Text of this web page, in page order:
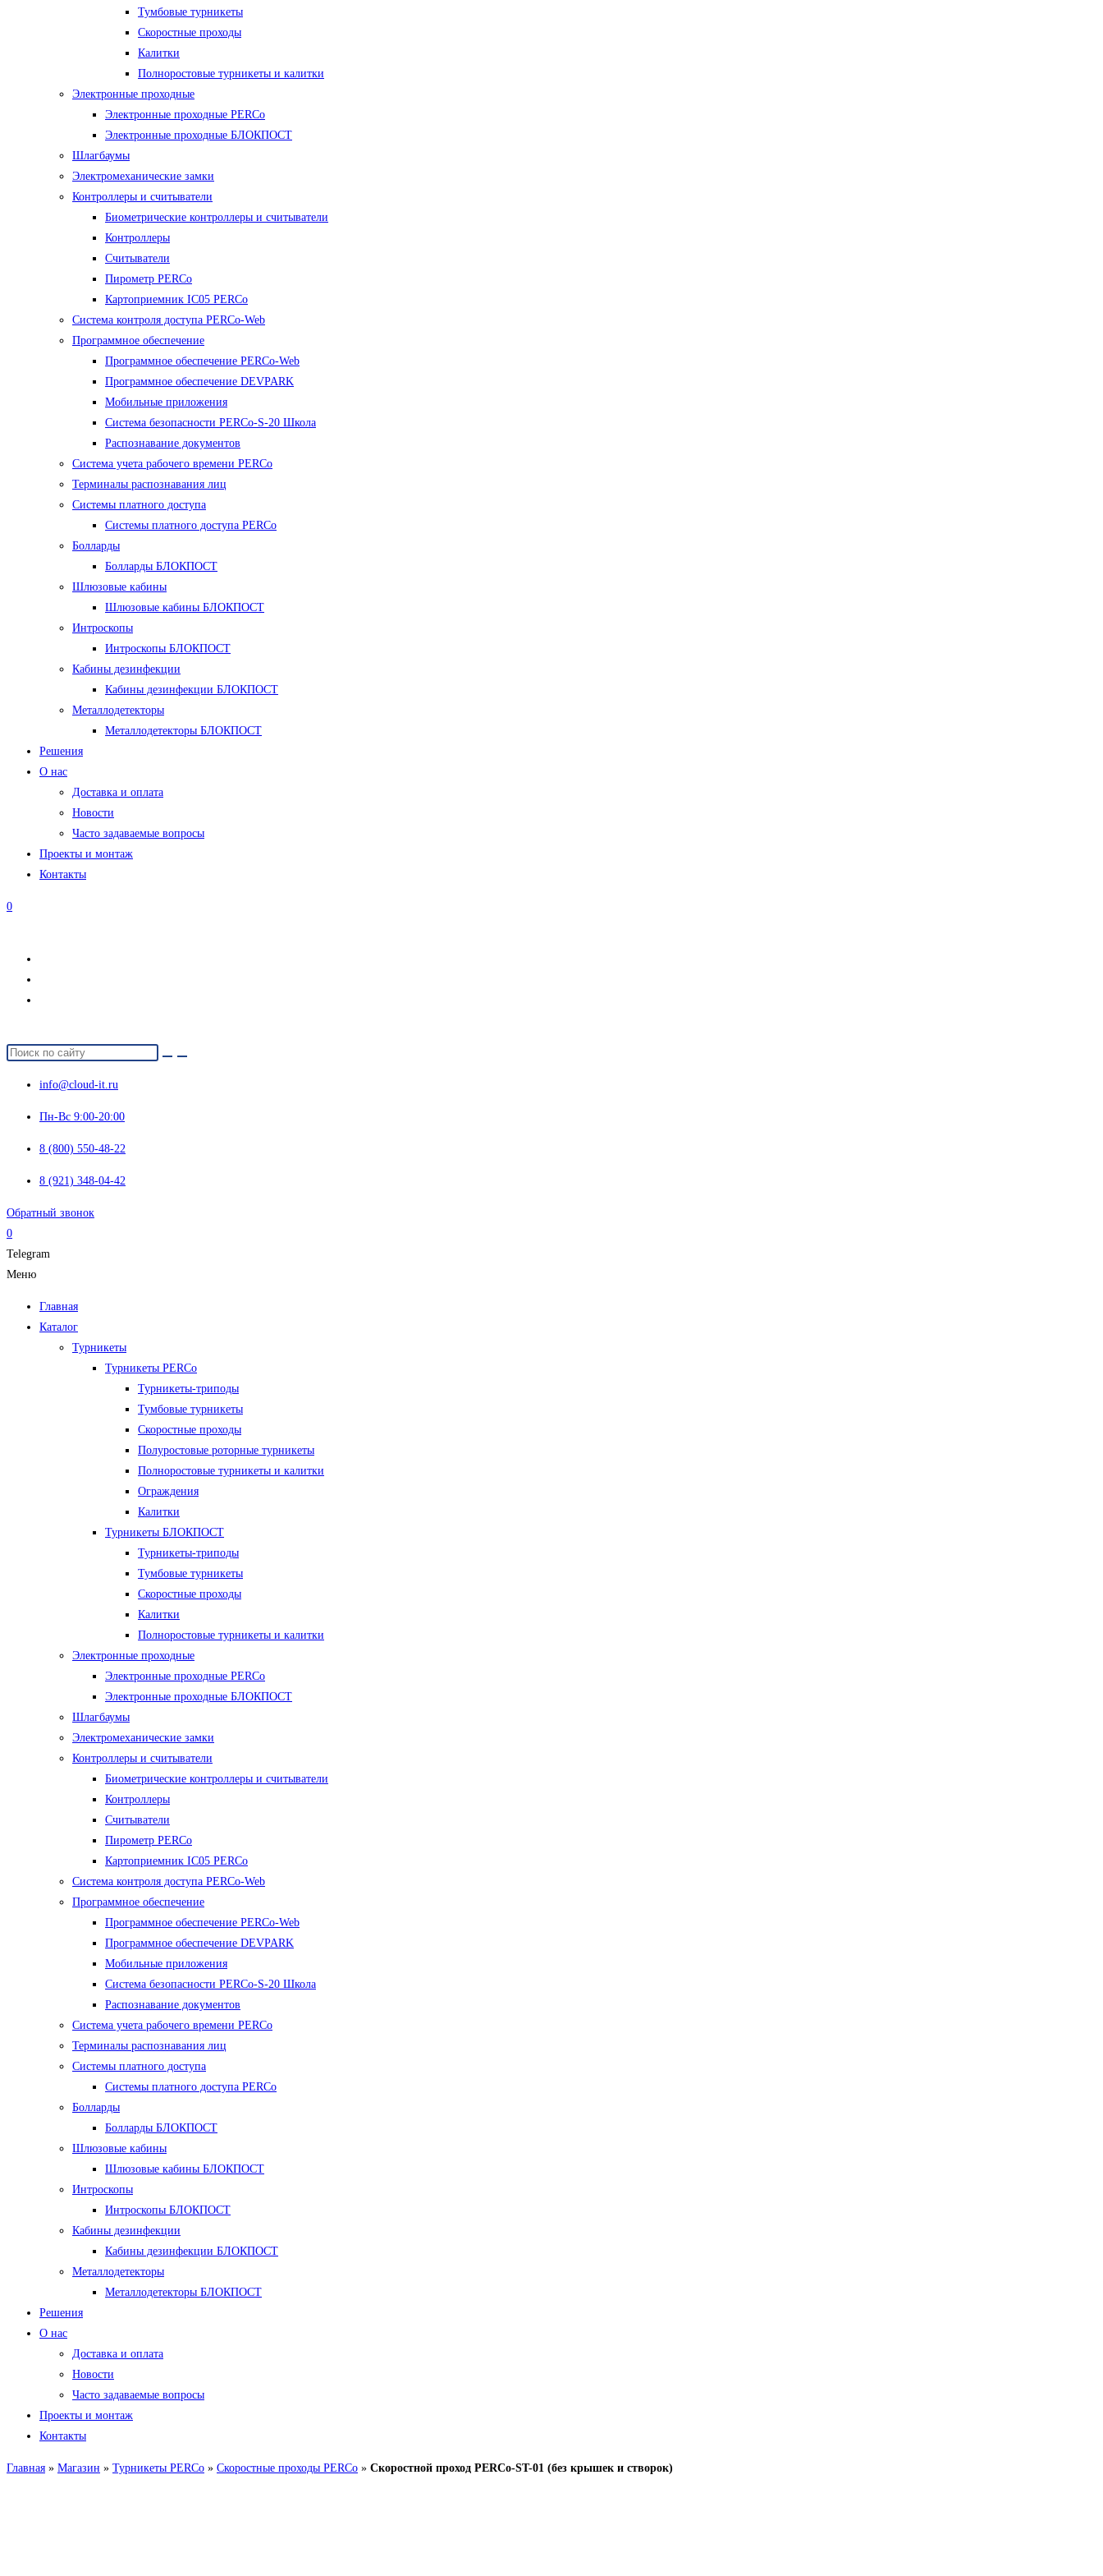
Тумбовые турникеты
Скоростные проходы
Калитки
Полноростовые турникеты и калитки
Электронные проходные
Электронные проходные PERCo
Электронные проходные БЛОКПОСТ
Шлагбаумы
Электромеханические замки
Контроллеры и считыватели
Биометрические контроллеры и считыватели
Контроллеры
Считыватели
Пирометр PERCo
Картоприемник IC05 PERCo
Система контроля доступа PERCo-Web
Программное обеспечение
Программное обеспечение PERCo-Web
Программное обеспечение DEVPARK
Мобильные приложения
Система безопасности PERCo-S-20 Школа
Распознавание документов
Система учета рабочего времени PERCo
Терминалы распознавания лиц
Cистемы платного доступа
Системы платного доступа PERCo
Болларды
Болларды БЛОКПОСТ
Шлюзовые кабины
Шлюзовые кабины БЛОКПОСТ
Интроскопы
Интроскопы БЛОКПОСТ
Кабины дезинфекции
Кабины дезинфекции БЛОКПОСТ
Металлодетекторы
Металлодетекторы БЛОКПОСТ
Решения
О нас
Доставка и оплата
Новости
Часто задаваемые вопросы
Проекты и монтаж
Контакты
0
info@cloud-it.ru
Пн-Вс 9:00-20:00
8 (800) 550-48-22
8 (921) 348-04-42
Обратный звонок
0
Telegram
Меню
Главная
Каталог
Турникеты
Турникеты PERCo
Турникеты-триподы
Тумбовые турникеты
Скоростные проходы
Полуростовые роторные турникеты
Полноростовые турникеты и калитки
Ограждения
Калитки
Турникеты БЛОКПОСТ
Турникеты-триподы
Тумбовые турникеты
Скоростные проходы
Калитки
Полноростовые турникеты и калитки
Электронные проходные
Электронные проходные PERCo
Электронные проходные БЛОКПОСТ
Шлагбаумы
Электромеханические замки
Контроллеры и считыватели
Биометрические контроллеры и считыватели
Контроллеры
Считыватели
Пирометр PERCo
Картоприемник IC05 PERCo
Система контроля доступа PERCo-Web
Программное обеспечение
Программное обеспечение PERCo-Web
Программное обеспечение DEVPARK
Мобильные приложения
Система безопасности PERCo-S-20 Школа
Распознавание документов
Система учета рабочего времени PERCo
Терминалы распознавания лиц
Cистемы платного доступа
Системы платного доступа PERCo
Болларды
Болларды БЛОКПОСТ
Шлюзовые кабины
Шлюзовые кабины БЛОКПОСТ
Интроскопы
Интроскопы БЛОКПОСТ
Кабины дезинфекции
Кабины дезинфекции БЛОКПОСТ
Металлодетекторы
Металлодетекторы БЛОКПОСТ
Решения
О нас
Доставка и оплата
Новости
Часто задаваемые вопросы
Проекты и монтаж
Контакты
Главная » Магазин » Турникеты PERCo » Скоростные проходы PERCo » Скоростной проход PERCo-ST-01 (без крышек и створок)